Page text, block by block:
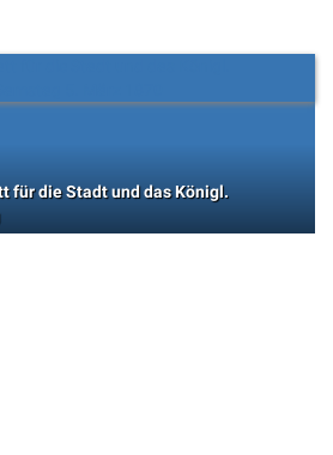
für die Stadt und das Königl.